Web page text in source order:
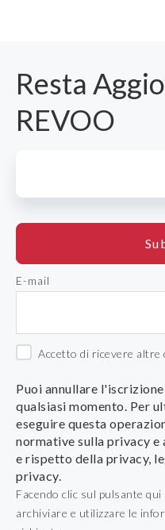
Resta
REVOO
E-mail
Accetto di ricevere altre
Puoi annullare
qualsiasi momento. Per
eseguire questa
normative sulla privacy
e rispetto della privacy,
privacy.
Facendo clic sul pulsante
archiviare e utilizzare le